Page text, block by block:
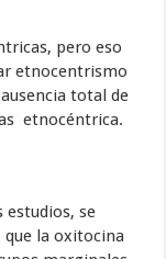
pero eso
etnocentrismo
total de
etnocéntrica.
estudios, se
que la oxitocina